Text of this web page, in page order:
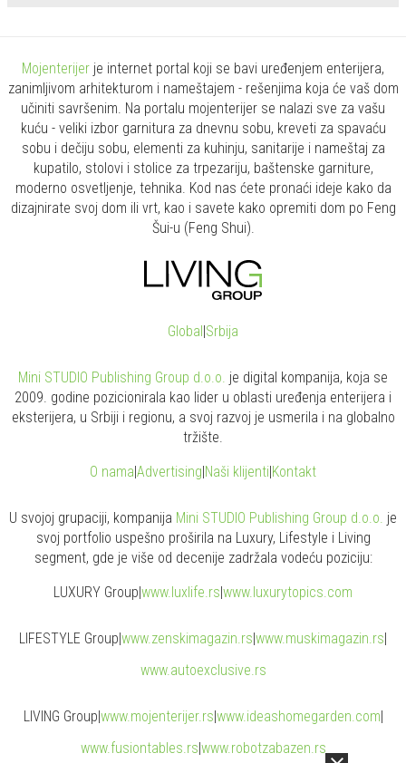
Mojenterijer je internet portal koji se bavi uređenjem enterijera,
zanimljivom arhitekturom i nameštajem - rešenjima koja će vaš dom
učiniti savršenim. Na portalu mojenterijer se nalazi sve za vašu
kuću - veliki izbor garnitura za dnevnu sobu, kreveti za spavaću
sobu i dečiju sobu, elementi za kuhinju, sanitarije i nameštaj za
kupatilo, stolovi i stolice za trpezariju, baštenske garniture,
moderno osvetljenje, tehnika. Kod nas ćete pronaći ideje kako da
dizajnirate svoj dom ili vrt, kao i savete kako opremiti dom po Feng
Šui-u (Feng Shui).
Global|Srbija
Mini STUDIO Publishing Group d.o.o. je digital kompanija, koja se
2009. godine pozicionirala kao lider u oblasti uređenja enterijera i
eksterijera, u Srbiji i regionu, a svoj razvoj je usmerila i na globalno
tržište.
O nama|Advertising|Naši klijenti|Kontakt
U svojoj grupaciji, kompanija Mini STUDIO Publishing Group d.o.o. je
svoj portfolio uspešno proširila na Luxury, Lifestyle i Living
segment, gde je više od decenije zadržala vodeću poziciju:
LUXURY Group|www. luxlife .rs|www. luxurytopics .com
LIFESTYLE Group|www. zenskimagazin.rs|www. muskimagazin.rs|
www. autoexclusive.rs
LIVING Group|www. mojenterijer.rs|www. ideashomegarden.com|
www. fusiontables .rs|www. robotzabazen .rs